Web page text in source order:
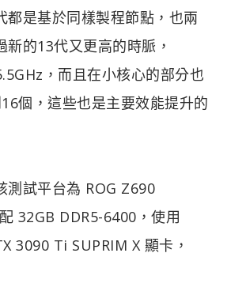
都是基於同樣製程節點，也兩
的13代又更高的時脈，
，而且在小核心的部分也
個，這些也是主要效能提升的
測試平台為 ROG Z690
32GB DDR5-6400，使用
3090 Ti SUPRIM X 顯卡，